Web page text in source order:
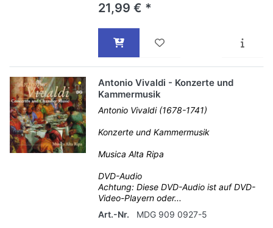
21,99 € *
Antonio Vivaldi - Konzerte und
Kammermusik
Antonio Vivaldi (1678-1741)
Konzerte und Kammermusik
Musica Alta Ripa
DVD-Audio
Achtung: Diese DVD-Audio ist auf DVD-
Video-Playern oder...
Art.-Nr.
MDG 909 0927-5